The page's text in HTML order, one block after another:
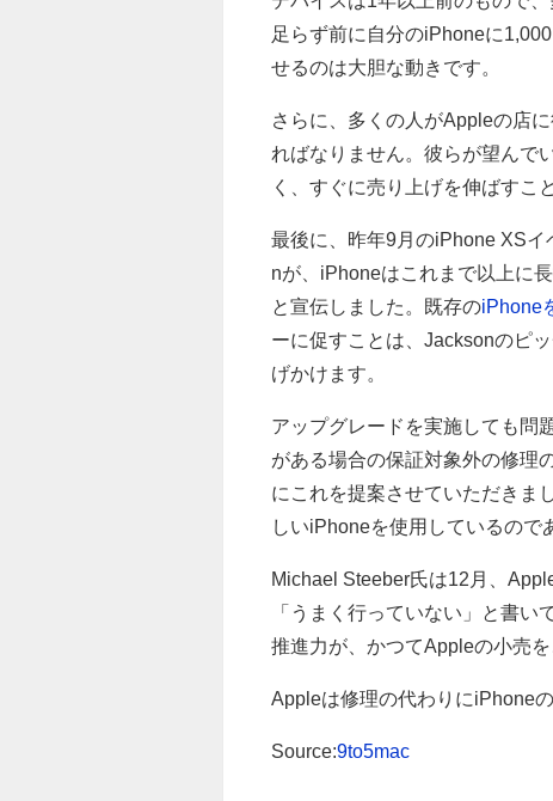
足らず前に自分のiPhoneに
せるのは大胆な動きです。
さらに、多くの人がAppleの店
ればなりません。彼らが望んで
く、すぐに売り上げを伸ばすこ
最後に、昨年9月のiPhone XS
nが、iPhoneはこれまで以上に
と宣伝しました。既存のiPhone
ーに促すことは、Jacksonのピ
げかけます。
アップグレードを実施しても問
がある場合の保証対象外の修理
にこれを提案させていただきま
しいiPhoneを使用しているので
Michael Steeber氏は12月、
「うまく行っていない」と書
推進力が、かつてAppleの小売
Appleは修理の代わりにiPhone
Source:9to5mac